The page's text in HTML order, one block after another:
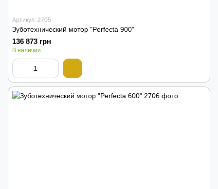
Артикул: 2705
Зуботехнический мотор "Perfecta 900"
136 873 грн
В наличии